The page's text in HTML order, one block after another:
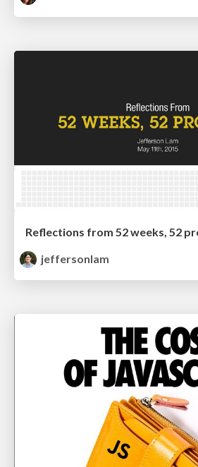
Reflections from 52 weeks, 52
jeffersonlam